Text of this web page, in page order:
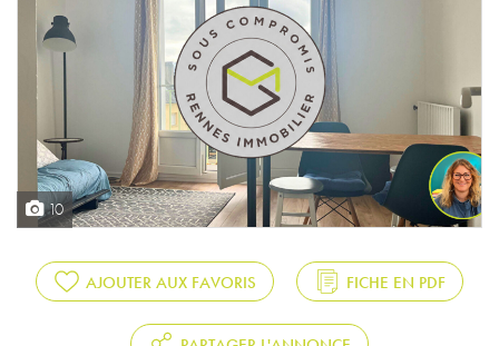
10
AJOUTER AUX FAVORIS FICHE EN PDF